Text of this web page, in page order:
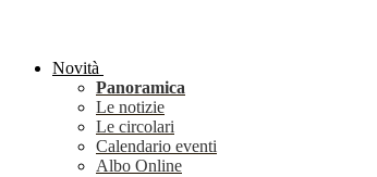
Novità
Panoramica
Le notizie
Le circolari
Calendario eventi
Albo Online